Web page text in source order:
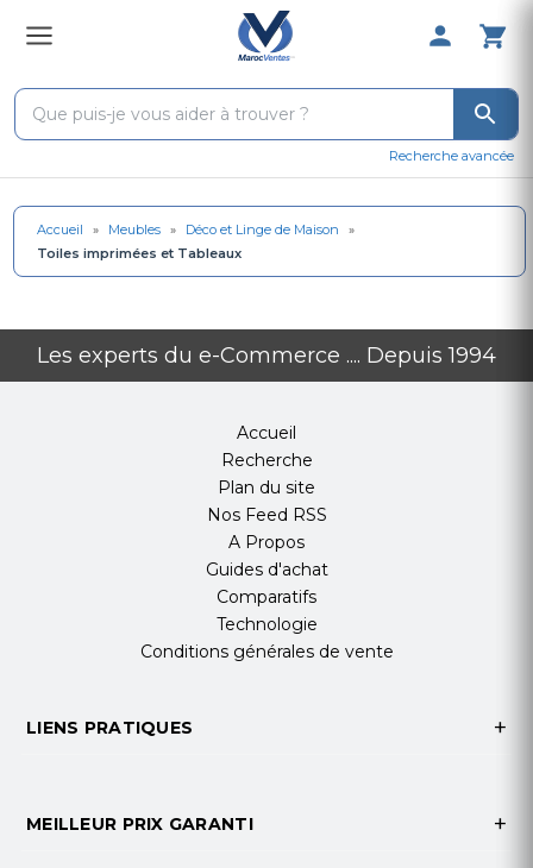
0 Produit
Recherche avancée
Accueil » Meubles » Déco et Linge de Maison
»
Toiles imprimées et Tableaux
Les experts du e-Commerce .... Depuis 1994
Accueil
Recherche
Plan du site
Nos Feed RSS
A Propos
Guides d'achat
Comparatifs
Technologie
Conditions générales de vente
LIENS PRATIQUES
MEILLEUR PRIX GARANTI